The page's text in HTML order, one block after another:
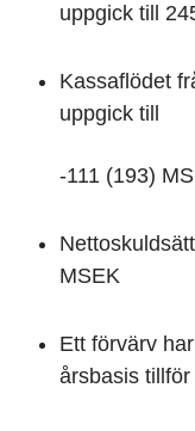
uppgick till
Kassaflödet
uppgick till
-111 (193)
MSEK
Ett förvärv
årsbasis